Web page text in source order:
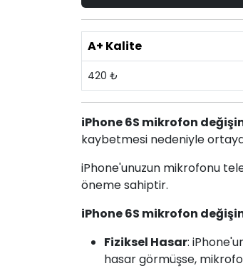
A+ Kalite
420 ₺
iPhone 6S mikrofon
kaybetmesi nedeniyle
iPhone'unuzun mikrofonu
öneme sahiptir.
iPhone 6S mikrofon
Fiziksel Hasar:
hasar görmüşse,